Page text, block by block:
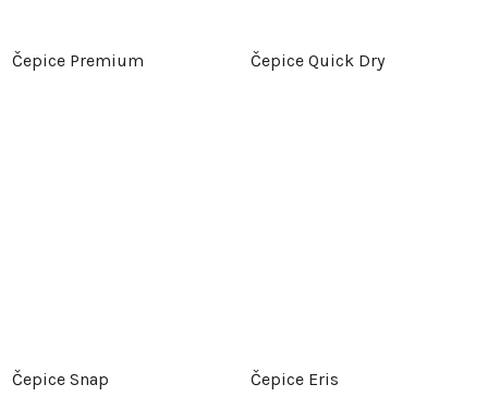
Čepice Premium Čepice Quick Dry
Čepice Snap Čepice Eris